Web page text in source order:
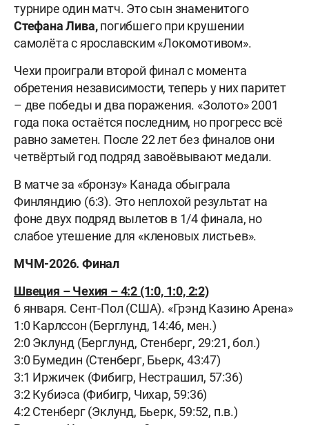
турнире один матч. Это сын знаменитого
Стефана Лива,погибшего при крушении
самолёта с ярославским «Локомотивом».
Чехи проиграли второй финал с момента
обретения независимости, теперь у них паритет
– две победы и два поражения. «Золото» 2001
года пока остаётся последним, но прогресс всё
равно заметен. После 22 лет без финалов они
четвёртый год подряд завоёвывают медали.
В матче за «бронзу» Канада обыграла
Финляндию (6:3). Это неплохой результат на
фоне двух подряд вылетов в 1/4 финала, но
слабое утешение для «кленовых листьев».
МЧМ-2026. Финал
Швеция – Чехия – 4:2 (1:0, 1:0, 2:2)
6 января. Сент-Пол (США). «Грэнд Казино Арена»
1:0 Карлссон (Берглунд, 14:46, мен.)
2:0 Эклунд (Берглунд, Стенберг, 29:21, бол.)
3:0 Бумедин (Стенберг, Бьерк, 43:47)
3:1 Иржичек (Фибигр, Нестрашил, 57:36)
3:2 Кубиэса (Фибигр, Чихар, 59:36)
4:2 Стенберг (Эклунд, Бьерк, 59:52, п.в.)